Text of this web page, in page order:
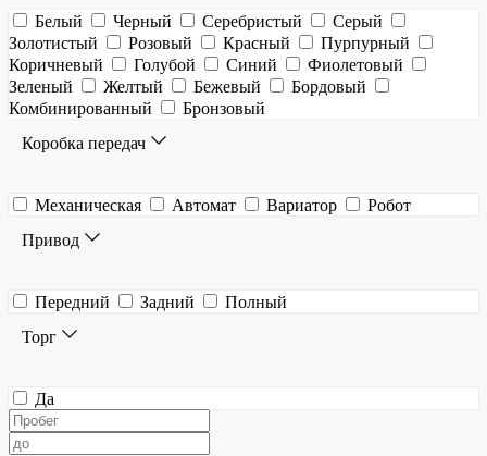
Белый Черный Серебристый
Серый
Золотистый
Розовый Красный
Пурпурный
Коричневый
Голубой Синий
Фиолетовый
Зеленый
Желтый Бежевый
Бордовый
Комбинированный
Бронзовый
Коробка передач
Механическая Автомат Вариатор
Робот
Привод
Передний Задний
Полный
Торг
Да